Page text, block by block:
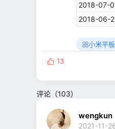
2018-07-
2018-06-
小米平
反
:
13
评论（103）
wengkun
2021-11-